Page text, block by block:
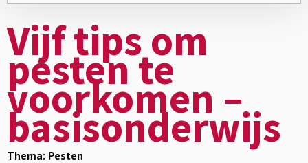
Vijf tips om
pesten te
voorkomen –
basisonderwijs
Thema: Pesten